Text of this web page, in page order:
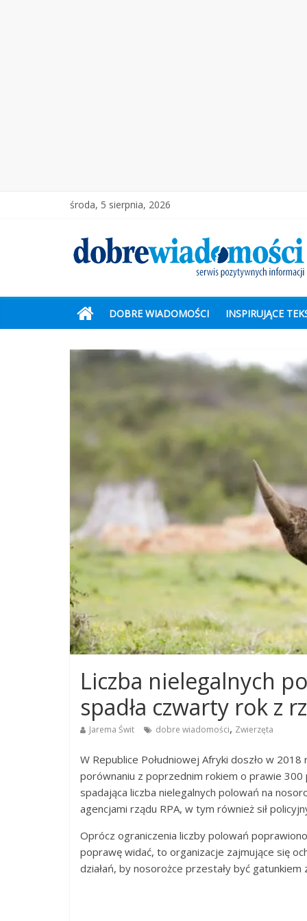
środa, 5 sierpnia, 2026
DOBRE WIADOMOŚCI INSPIRUJĄCE
Liczba nielegalnych
spadła czwarty rok z
Jarema Świt dobre wiadomości, Zwierzęta
W Republice Południowej Afryki doszło w
porównaniu z poprzednim rokiem o prawie
spadająca liczba nielegalnych polowań na
agencjami rządu RPA, w tym również sił
Oprócz ograniczenia liczby polowań
poprawę widać, to organizacje zajmujące się
działań, by nosorożce przestały być gatunkiem